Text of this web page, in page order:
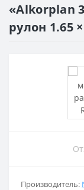
«Alkorplan
рулон 1.65
Производитель: